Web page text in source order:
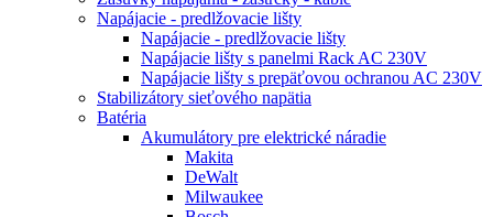
Napájacie - predlžovacie lišty
Napájacie - predlžovacie lišty
Napájacie lišty s panelmi Rack AC 230V
Napájacie lišty s prepäťovou ochranou AC 230V
Stabilizátory sieťového napätia
Batéria
Akumulátory pre elektrické náradie
Makita
DeWalt
Milwaukee